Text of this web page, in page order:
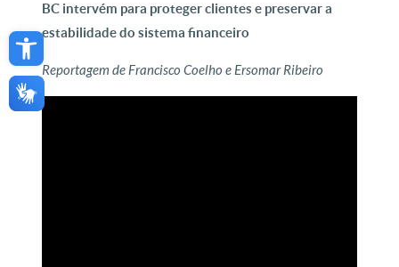
Open toolbar
BC intervém para proteger clientes e preservar a
estabilidade do sistema financeiro
Reportagem de Francisco Coelho e Ersomar Ribeiro